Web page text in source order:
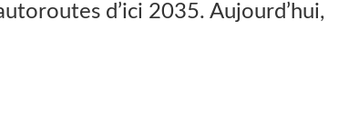
d’ici 2035. Aujourd’hui,